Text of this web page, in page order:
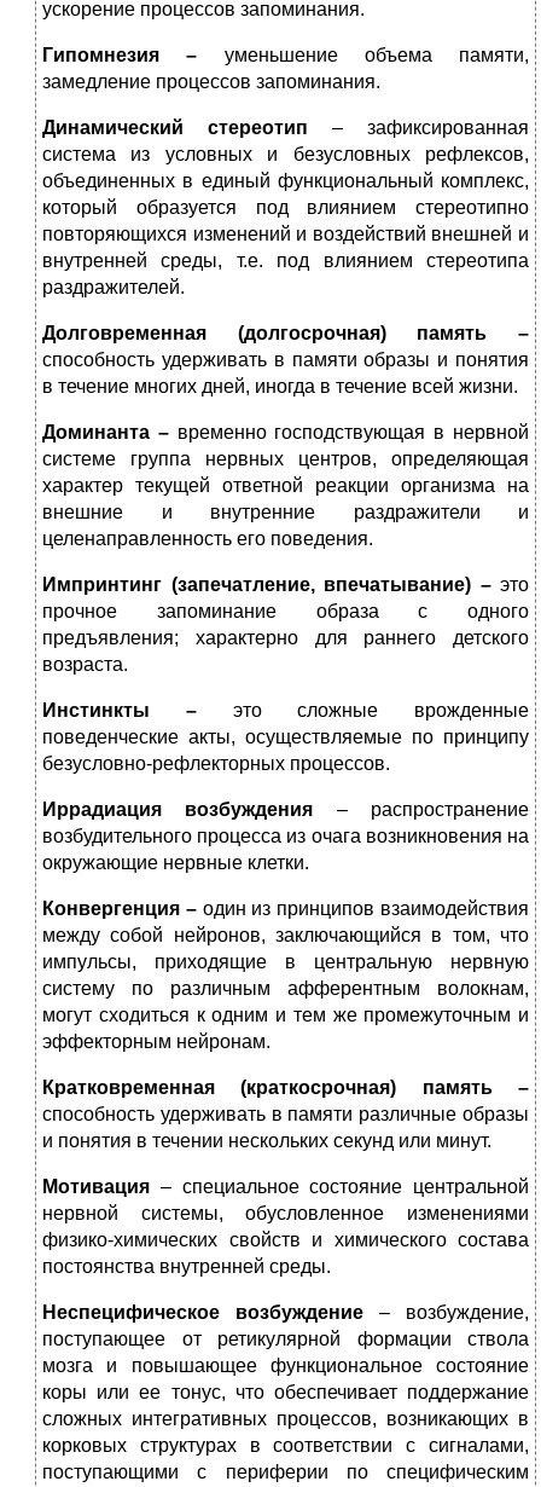
ускорение процессов запоминания.
Гипомнезия – уменьшение объема памяти,
замедление процессов запоминания.
Динамический стереотип – зафиксированная
система из условных и безусловных рефлексов,
объединенных в единый функциональный комплекс,
который образуется под влиянием стереотипно
повторяющихся изменений и воздействий внешней и
внутренней среды, т.е. под влиянием стереотипа
раздражителей.
Долговременная (долгосрочная) память –
способность удерживать в памяти образы и понятия
в течение многих дней, иногда в течение всей жизни.
Доминанта –временно господствующая в нервной
системе группа нервных центров, определяющая
характер текущей ответной реакции организма на
внешние и внутренние раздражители и
целенаправленность его поведения.
Импринтинг (запечатление, впечатывание) – это
прочное запоминание образа с одного
предъявления; характерно для раннего детского
возраста.
Инстинкты – это сложные врожденные
поведенческие акты, осуществляемые по принципу
безусловно-рефлекторных процессов.
Иррадиация возбуждения – распространение
возбудительного процесса из очага возникновения на
окружающие нервные клетки.
Конвергенция – один из принципов взаимодействия
между собой нейронов, заключающийся в том, что
импульсы, приходящие в центральную нервную
систему по различным афферентным волокнам,
могут сходиться к одним и тем же промежуточным и
эффекторным нейронам.
Кратковременная (краткосрочная) память –
способность удерживать в памяти различные образы
и понятия в течении нескольких секунд или минут.
Мотивация – специальное состояние центральной
нервной системы, обусловленное изменениями
физико-химических свойств и химического состава
постоянства внутренней среды.
Неспецифическое возбуждение – возбуждение,
поступающее от ретикулярной формации ствола
мозга и повышающее функциональное состояние
коры или ее тонус, что обеспечивает поддержание
сложных интегративных процессов, возникающих в
корковых структурах в соответствии с сигналами,
поступающими с периферии по специфическим